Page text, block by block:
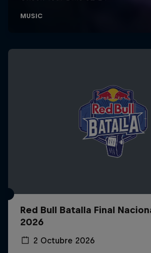
Red Bull Batalla Final
2026
2 Octubre 2026